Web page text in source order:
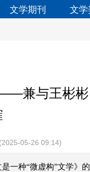
文学期刊 文
兼与王彬彬
(2025-05-26 09:14)
一种“微虚构”文学》